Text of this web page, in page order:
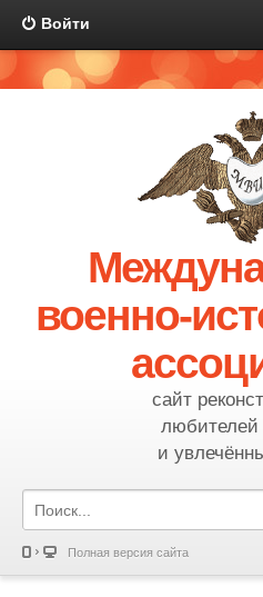
Войти
военно-
сайт
любителей
и
Полная версия сайта